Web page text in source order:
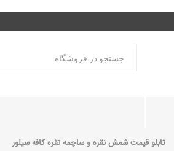
تابلو قیمت شمش نقره و ساچمه نقره کافه سیلور